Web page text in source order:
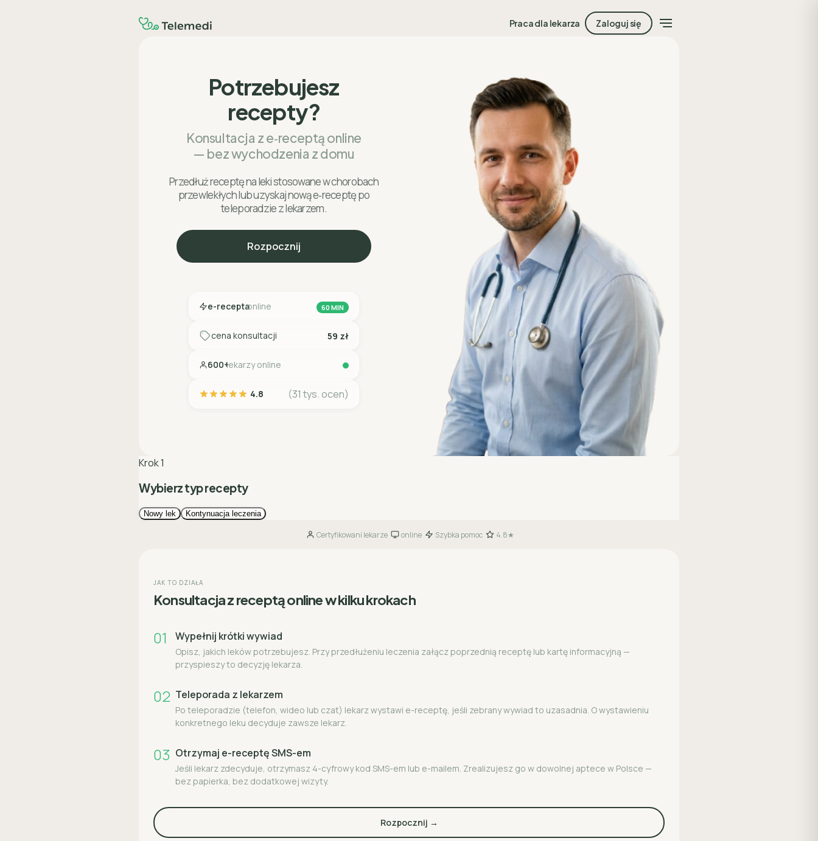
Praca dla lekarza Zaloguj się
Potrzebujesz
recepty?
Konsultacja z e‑receptą online
— bez wychodzenia z domu
Przedłuż receptę na leki stosowane w chorobach
przewlekłych lub uzyskaj nową e‑receptę po
teleporadzie z lekarzem.
Rozpocznij
e-receptaonline 60 MIN
cena konsultacji 59 zł
600+lekarzy online
4.8 (31 tys. ocen)
Certyfikowani lekarze· online· Szybka pomoc· 4.8★
JAK TO DZIAŁA
Konsultacja z receptą online w kilku krokach
01 Wypełnij krótki wywiad
Opisz, jakich leków potrzebujesz. Przy przedłużeniu leczenia załącz poprzednią receptę lub kartę informacyjną —
przyspieszy to decyzję lekarza.
02 Teleporada z lekarzem
Po teleporadzie (telefon, wideo lub czat) lekarz wystawi e-receptę, jeśli zebrany wywiad to uzasadnia. O wystawieniu
konkretnego leku decyduje zawsze lekarz.
03 Otrzymaj e-receptę SMS-em
Jeśli lekarz zdecyduje, otrzymasz 4-cyfrowy kod SMS-em lub e-mailem. Zrealizujesz go w dowolnej aptece w Polsce —
bez papierka, bez dodatkowej wizyty.
Rozpocznij →